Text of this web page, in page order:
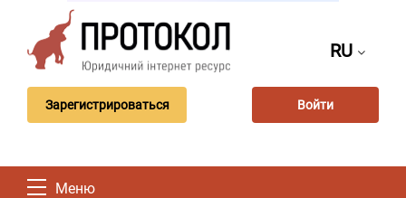
RU
Зарегистрироваться Войти
Меню